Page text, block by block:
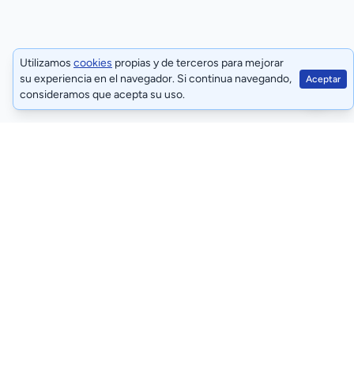
Utilizamos cookies propias y de terceros para mejorar
su experiencia en el navegador. Si continua navegando,
consideramos que acepta su uso.
Aceptar